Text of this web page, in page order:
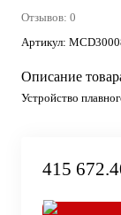
Отзывов: 0
Артикул:
Описание
Устройство
415